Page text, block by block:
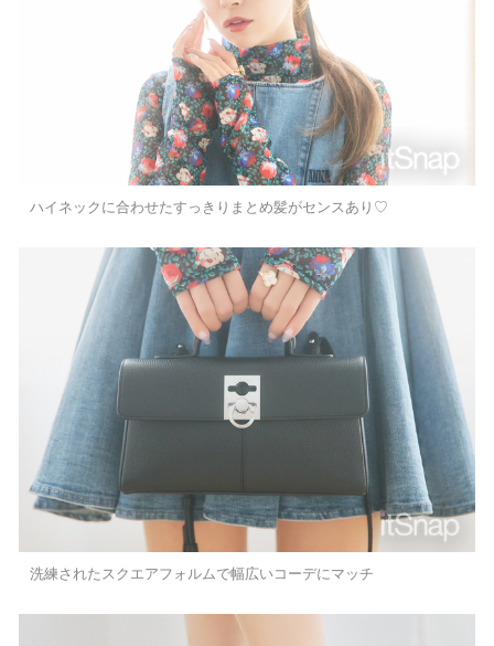
ハイネックに合わせたすっきりまとめ髪がセンスあり♡
洗練されたスクエアフォルムで幅広いコーデにマッチ